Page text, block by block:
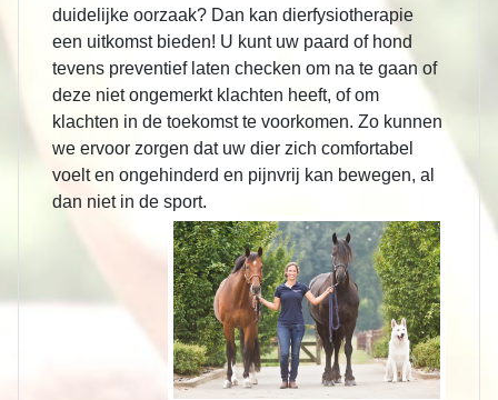
duidelijke oorzaak? Dan kan dierfysiotherapie
een uitkomst bieden! U kunt uw paard of hond
tevens preventief laten checken om na te gaan of
deze niet ongemerkt klachten heeft, of om
klachten in de toekomst te voorkomen. Zo kunnen
we ervoor zorgen dat uw dier zich comfortabel
voelt en ongehinderd en pijnvrij kan bewegen, al
dan niet in de sport.